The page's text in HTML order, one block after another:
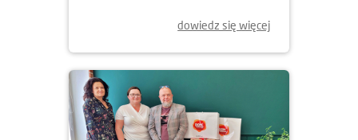
dowiedz się więcej